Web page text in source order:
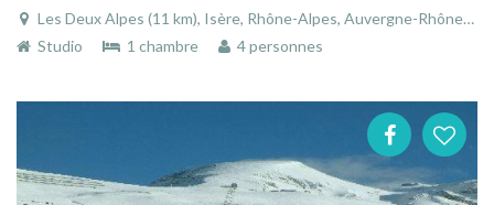
Les Deux Alpes (11 km), Isère, Rhône-Alpes, Auvergne-Rhône-Alpes, France
Studio
1 chambre 4 personnes